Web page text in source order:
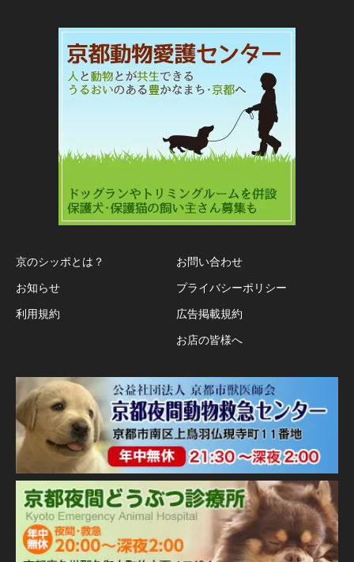
京のシッポとは？
お知らせ
利用規約
お問い合わせ
プライバシーポリシー
広告掲載規約
お店の皆様へ